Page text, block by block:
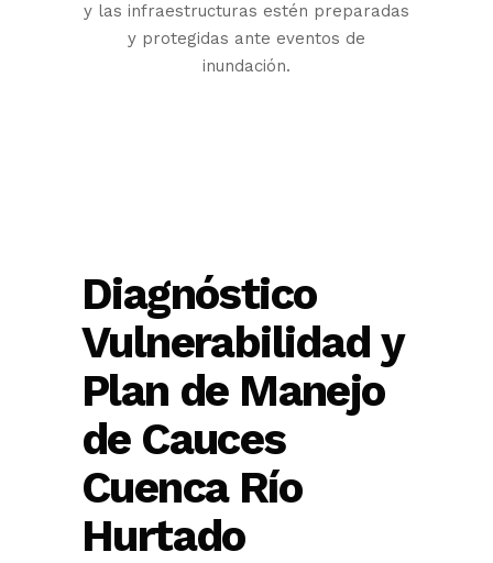
y las infraestructuras estén preparadas
y protegidas ante eventos de
inundación.
Diagnóstico
Vulnerabilidad y
Plan de Manejo
de Cauces
Cuenca Río
Hurtado